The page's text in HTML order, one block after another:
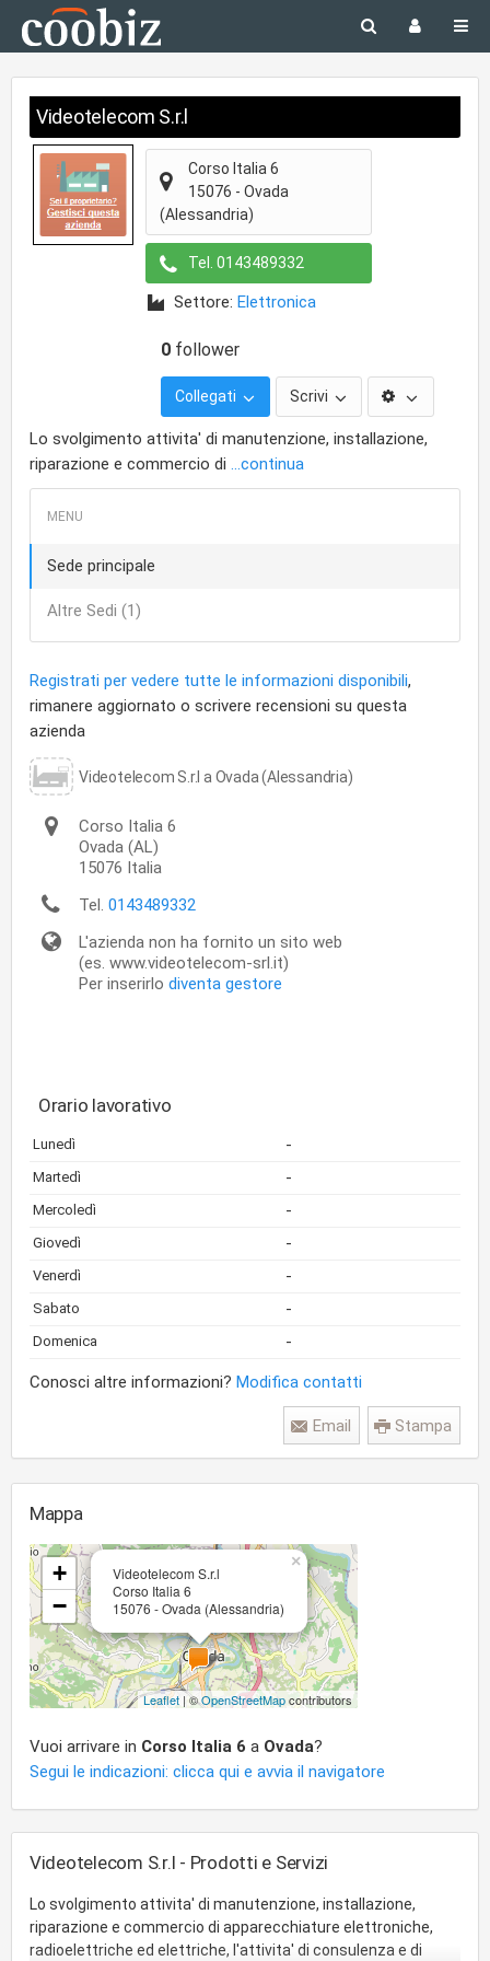
Videotelecom S.r.l
Corso Italia 6
15076 - Ovada
(Alessandria)
Tel. 0143489332
Settore: Elettronica
0 follower
Collegati Scrivi
Lo svolgimento attivita' di manutenzione, installazione,
riparazione e commercio di ...continua
Sede principale
Altre Sedi (1)
Registrati per vedere tutte le informazioni disponibili,
rimanere aggiornato o scrivere recensioni su questa
azienda
Videotelecom S.r.l a Ovada (Alessandria)
Corso Italia 6
Ovada (AL)
15076 Italia
Tel. 0143489332
L'azienda non ha fornito un sito web
(es. www.videotelecom-srl.it)
Per inserirlo diventa gestore
Orario lavorativo
Lunedì -
Martedì -
Mercoledì -
Giovedì -
Venerdì -
Sabato -
Domenica -
Conosci altre informazioni? Modifica contatti
Stampa
Email
Mappa
Videotelecom S.r.l
Corso Italia 6
15076 - Ovada (Alessandria)
×
+
−
Leaflet | ©OpenStreetMapcontributors
Vuoi arrivare in Corso Italia 6 a Ovada?
Segui le indicazioni: clicca qui e avvia il navigatore
Videotelecom S.r.l - Prodotti e Servizi
Lo svolgimento attivita' di manutenzione, installazione,
riparazione e commercio di apparecchiature elettroniche,
radioelettriche ed elettriche, l'attivita' di consulenza e di